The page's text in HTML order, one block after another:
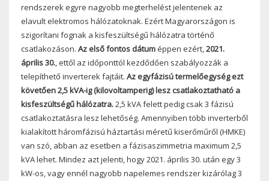
rendszerek egyre nagyobb megterhelést jelentenek az
elavult elektromos hálózatoknak. Ezért Magyarországon is
szigorítani fognak a kisfeszültségű hálózatra történő
csatlakozáson. Az első fontos dátuméppen ezért,2021.
április 30., ettől az időponttól kezdődően szabályozzák a
telepíthető inverterek fajtáit. Az egyfázisú termelőegység ezt
követően 2,5 kVA-ig (kilovoltamperig) lesz csatlakoztatható a
kisfeszültségű hálózatra.2,5 kVA felett pedig csak 3 fázisú
csatlakoztatásra lesz lehetőség. Amennyiben több inverterből
kialakított háromfázisú háztartási méretű kiserőműről (HMKE)
van szó, abban az esetben a fázisaszimmetria maximum 2,5
kVA lehet. Mindez azt jelenti, hogy 2021. április 30. után egy 3
kW-os, vagy ennél nagyobb napelemes rendszer kizárólag 3